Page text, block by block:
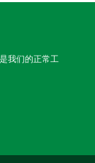
我们的正常工